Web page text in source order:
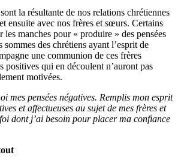
la résultante de nos relations chrétiennes
ensuite avec nos frères et sœurs. Certains
les manches pour « produire » des pensées
des chrétiens ayant l’esprit de
une communion de ces frères
positives qui en découlent n’auront pas
motivées.
mes pensées négatives. Remplis mon esprit
et affectueuses au sujet de mes frères et
dont j’ai besoin pour placer ma confiance